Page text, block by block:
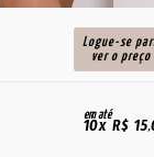
Logue-se
ver o preço
em até
10x R$